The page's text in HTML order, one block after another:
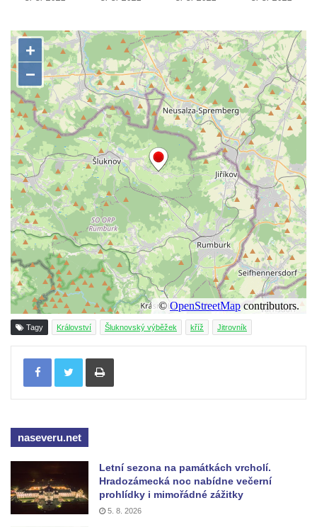
Kříž u Borských u domu čp. 859 v
Mikulášovicích
Kříž Ließnerových naproti Mikovu v
Mikulášovicích
Kříž u Mikulášovického potoka poblíž
Mikovu v Mikulášovicích
Lissnerův kříž u domu čp. 39 v
Mikulášovicích
Hampelův kříž u bývalých kasáren v
Mikulášovicích
Marchnerův (Zelený) kříž naproti domu čp.
35 v Mikulášovicích
Schneiderův kříž před domem čp. 55 v
Mikulášovicích
Kříž na Kostelní stezce v Mikulášovicích
Maazův kříž na Kostelní stezce v
Boží muka na Kostelní stezce v
Mikulášovicích
domy čp. 739 a 758 v Mikulášovicích
Kříž Johannese Herlta poblíž domu čp. 428
v Mikulášovicích
Tagy Království Šluknovský výběžek kříž Jitrovník
Tisknout
naseveru.net
Letní sezona na památkách vrcholí.
Hradozámecká noc nabídne večerní
prohlídky i mimořádné zážitky
5. 8. 2026